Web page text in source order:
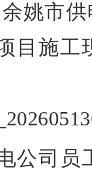
余姚市
目施工
公司